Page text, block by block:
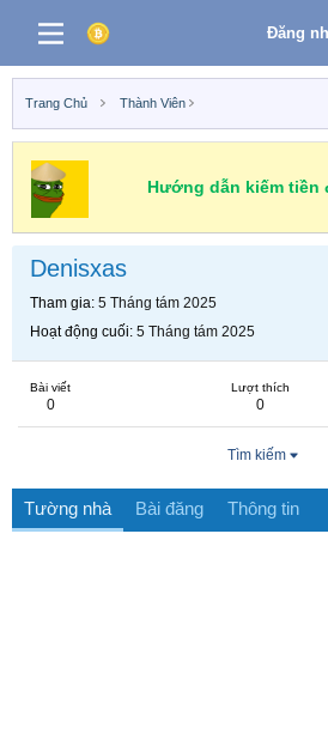
Đăng
Trang Chủ Thành Viên
Hướng dẫn kiếm tiền
Denisxas
Tham gia 5 Tháng tám 2025
Hoạt động cuối 5 Tháng tám 2025
Bài viết
0
Lượt thích
0
Tìm kiếm
Tường nhà Bài đăng Thông tin